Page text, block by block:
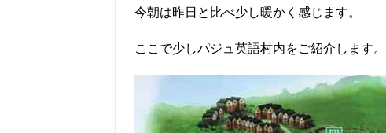
今朝は昨日と比べ少し暖かく感じます。
ここで少しパジュ英語村内をご紹介します。